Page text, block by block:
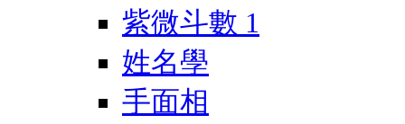
紫微斗數 1
姓名學
手面相